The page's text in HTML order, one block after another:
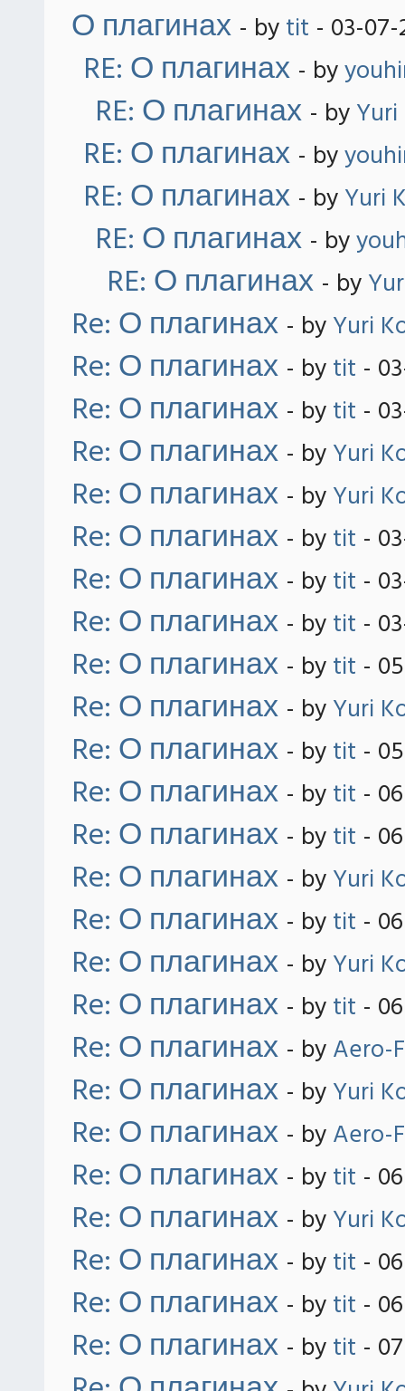
О плагинах - bytit - 03-07-
RE: О плагинах - by
RE: О плагинах - by
RE: О плагинах - by
RE: О плагинах - byYuri
RE: О плагинах - by
RE: О плагинах - by
Re: О плагинах - byYuri
Re: О плагинах - bytit -
Re: О плагинах - bytit -
Re: О плагинах - byYuri
Re: О плагинах - byYuri
Re: О плагинах - bytit -
Re: О плагинах - bytit -
Re: О плагинах - bytit -
Re: О плагинах - bytit -
Re: О плагинах - byYuri
Re: О плагинах - bytit -
Re: О плагинах - bytit -
Re: О плагинах - bytit -
Re: О плагинах - byYuri
Re: О плагинах - bytit -
Re: О плагинах - byYuri
Re: О плагинах - bytit -
Re: О плагинах - byAero-
Re: О плагинах - byYuri
Re: О плагинах - byAero-
Re: О плагинах - bytit -
Re: О плагинах - byYuri
Re: О плагинах - bytit -
Re: О плагинах - bytit -
Re: О плагинах - bytit -